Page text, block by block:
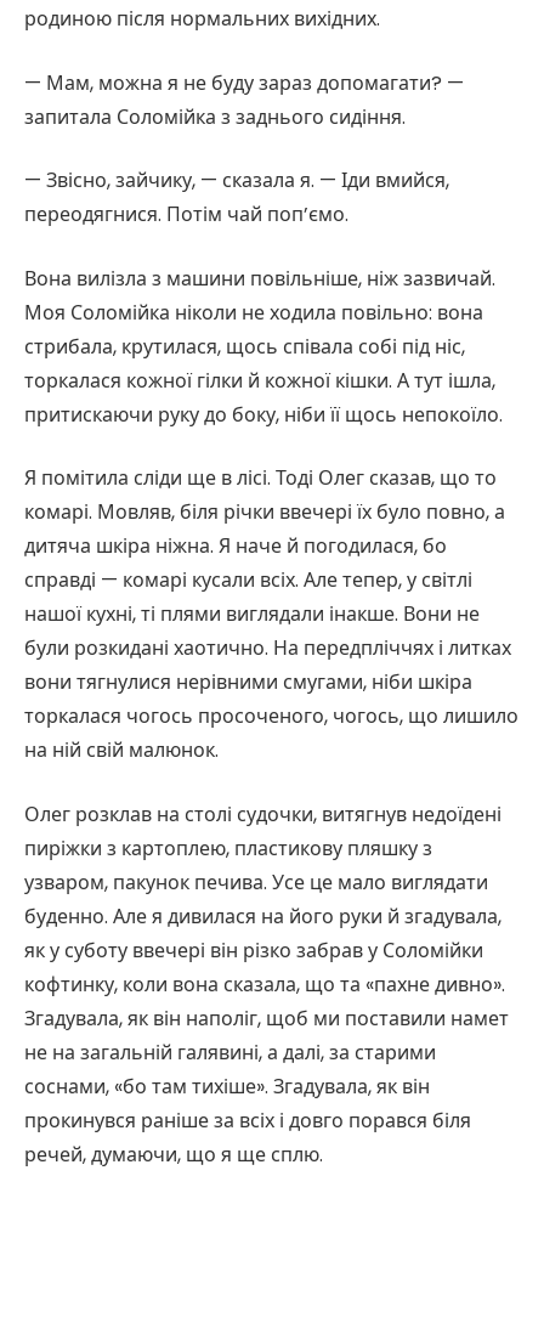
родиною після нормальних вихідних.
— Мам, можна я не буду зараз допомагати? —
запитала Соломійка з заднього сидіння.
— Звісно, зайчику, — сказала я. — Іди вмийся,
переодягнися. Потім чай поп’ємо.
Вона вилізла з машини повільніше, ніж зазвичай.
Моя Соломійка ніколи не ходила повільно: вона
стрибала, крутилася, щось співала собі під ніс,
торкалася кожної гілки й кожної кішки. А тут ішла,
притискаючи руку до боку, ніби її щось непокоїло.
Я помітила сліди ще в лісі. Тоді Олег сказав, що то
комарі. Мовляв, біля річки ввечері їх було повно, а
дитяча шкіра ніжна. Я наче й погодилася, бо
справді — комарі кусали всіх. Але тепер, у світлі
нашої кухні, ті плями виглядали інакше. Вони не
були розкидані хаотично. На передпліччях і литках
вони тягнулися нерівними смугами, ніби шкіра
торкалася чогось просоченого, чогось, що лишило
на ній свій малюнок.
Олег розклав на столі судочки, витягнув недоїдені
пиріжки з картоплею, пластикову пляшку з
узваром, пакунок печива. Усе це мало виглядати
буденно. Але я дивилася на його руки й згадувала,
як у суботу ввечері він різко забрав у Соломійки
кофтинку, коли вона сказала, що та «пахне дивно».
Згадувала, як він наполіг, щоб ми поставили намет
не на загальній галявині, а далі, за старими
соснами, «бо там тихіше». Згадувала, як він
прокинувся раніше за всіх і довго порався біля
речей, думаючи, що я ще сплю.